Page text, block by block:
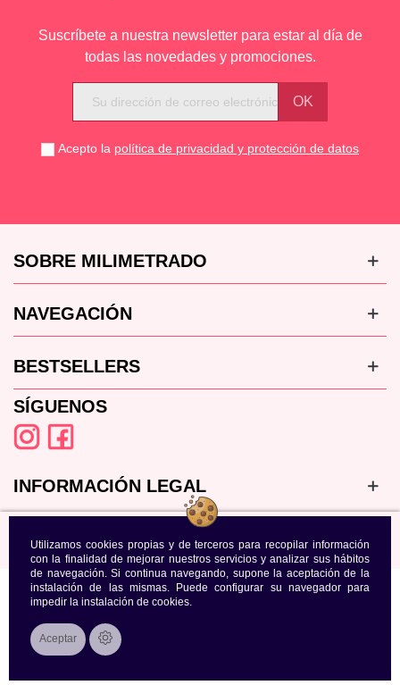
Utilizamos cookies propias y de terceros para recopilar información
con la finalidad de mejorar nuestros servicios y analizar sus hábitos
de navegación. Si continua navegando, supone la aceptación de la
instalación de las mismas. Puede configurar su navegador para
impedir la instalación de cookies.
Aceptar
Suscríbete a nuestra newsletter para estar al día de
todas las novedades y promociones.
Acepto la política de privacidad y protección de datos
SOBRE MILIMETRADO
NAVEGACIÓN
BESTSELLERS
SÍGUENOS
INFORMACIÓN LEGAL